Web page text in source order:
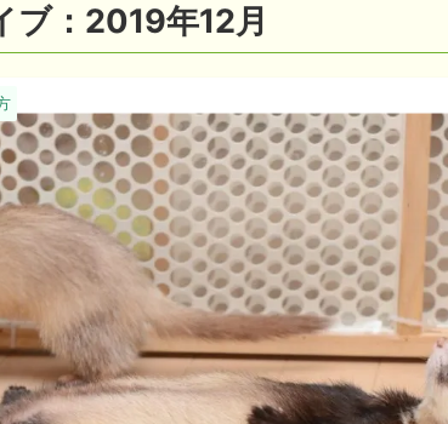
ブ：2019年12月